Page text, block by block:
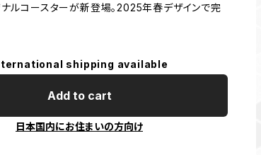
ルコースターが新登場。2025年春デザインで完
shipping available
Add to cart
日本国内にお住まいの方向け